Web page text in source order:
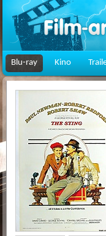
Blu-ray Kino